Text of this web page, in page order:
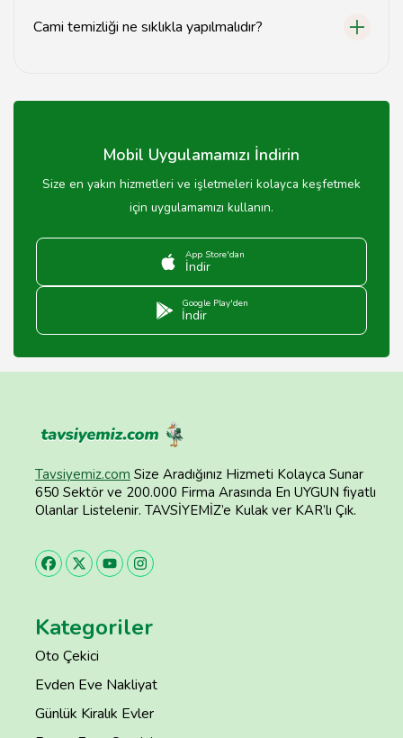
Cami temizliği ne sıklıkla yapılmalıdır?
yapılmalıdır.
Mobil Uygulamamızı İndirin
Size en yakın hizmetleri ve işletmeleri kolayca keşfetmek
için uygulamamızı kullanın.
App Store'dan
İndir
Google Play'den
İndir
Tavsiyemiz.com Size Aradığınız Hizmeti Kolayca Sunar
650 Sektör ve 200.000 Firma Arasında En UYGUN fiyatlı
Olanlar Listelenir. TAVSİYEMİZ’e Kulak ver KAR’lı Çık.
Kategoriler
Oto Çekici
Evden Eve Nakliyat
Günlük Kiralık Evler